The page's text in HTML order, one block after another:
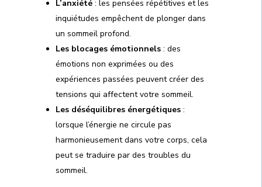
L’anxiété: les pensées répétitives et les
inquiétudes empêchent de plonger dans
un sommeil profond.
Les blocages émotionnels: des
émotions non exprimées ou des
expériences passées peuvent créer des
tensions qui affectent votre sommeil.
Les déséquilibres énergétiques:
lorsque l’énergie ne circule pas
harmonieusement dans votre corps, cela
peut se traduire par des troubles du
sommeil.